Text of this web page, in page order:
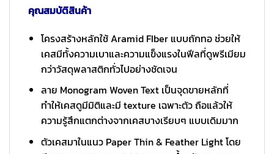
คุณสมบัติสินค้า
โครงสร้างหลักใช้ Aramid FIber แบบถักทอ ช่วยให้
เคสมีทั้งความเบาและความแข็งแรงในฟีลที่ดูพรีเมียม
กว่าวัสดุพลาสติกทั่วไปอย่างชัดเจน
ลาย Monogram Woven Text เป็นจุดขายหลักที่
ทำให้เคสดูมีมิติและมี texture เฉพาะตัว ถือแล้วให้
ความรู้สึกแตกต่างจากเคสบางเรียบๆ แบบเดิมมาก
ตัวเคสมาในแนว Paper Thin & Feather Light โดย